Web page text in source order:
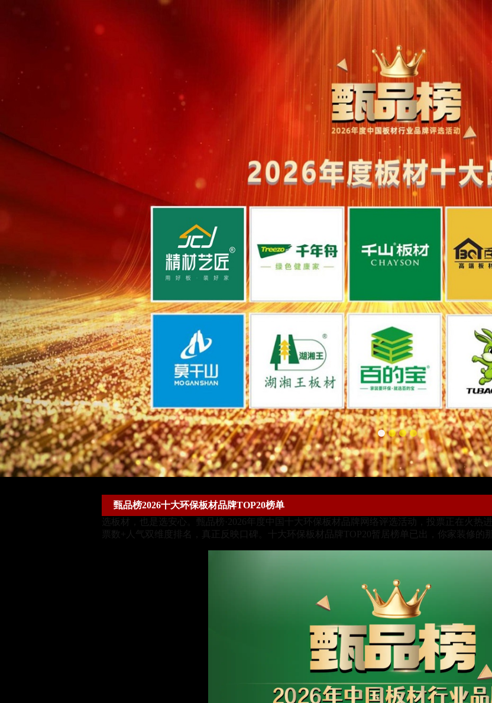
甄品榜2026十大环保板材品牌TOP20榜单
选板材，也是选安心。甄品榜·2026年度中国十大环保板材品牌网络评选活动，投票正在火
票数+人气双维度排名，真正反映口碑。十大环保板材品牌TOP20暂居榜单已出，你家装修的